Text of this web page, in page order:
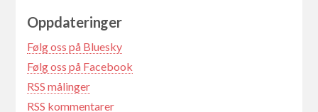
Oppdateringer
Følg oss på Bluesky
Følg oss på Facebook
RSS målinger
RSS kommentarer